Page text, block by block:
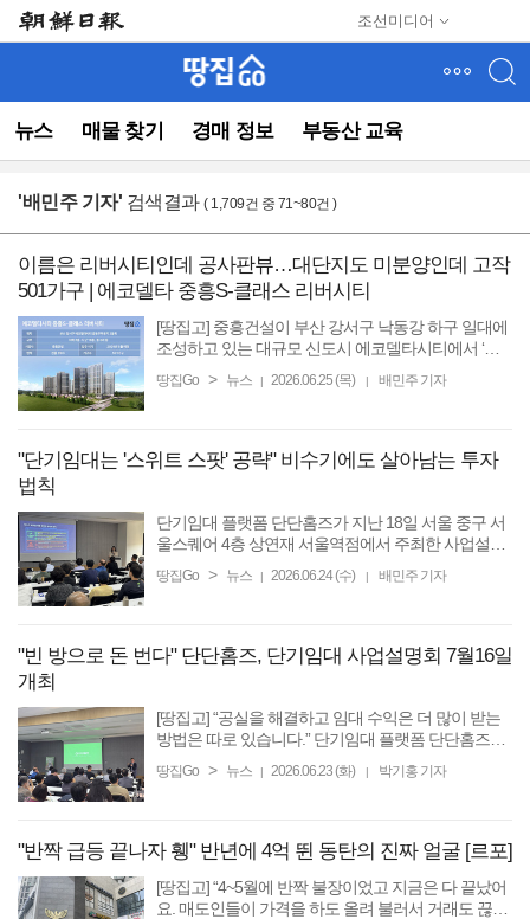
조선미디어
뉴스 매물 찾기 경매 정보 부동산 교육
뉴
(컨
영
동)
'배민주 기자' 검색결과 ( 1,709건 중 71~80건 )
이름은 리버시티인데 공사판뷰…대단지도 미분양인데 고작
501가구 | 에코델타 중흥S-클래스 리버시티
[땅집고] 중흥건설이 부산 강서구 낙동강 하구 일대에
조성하고 있는 대규모 신도시 에코델타시티에서 ‘에
코델타시티는 가덕도신공항, 명지국제신도시, 부산신
땅집Go > 뉴스 2026.06.25 (목) 배민주 기자
"단기임대는 '스위트 스팟' 공략" 비수기에도 살아남는 투자
법칙
단기임대 플랫폼 단단홈즈가 지난 18일 서울 중구 서
울스퀘어 4층 상연재 서울역점에서 주최한 사업설명
영 경험을 바탕으로 이렇게 조언했다
땅집Go > 뉴스 2026.06.24 (수) 배민주 기자
"빈 방으로 돈 번다" 단단홈즈, 단기임대 사업설명회 7월16일
개최
[땅집고] “공실을 해결하고 임대 수익은 더 많이 받는
방법은 따로 있습니다.” 단기임대 플랫폼 단단홈즈가
비 임대사업자와 숙소 운영자(호스트) 대상으로 두번
땅집Go > 뉴스 2026.06.23 (화) 박기홍 기자
"반짝 급등 끝나자 휑" 반년에 4억 뛴 동탄의 진짜 얼굴 [르포]
[땅집고] “4~5월에 반짝 불장이었고 지금은 다 끝났어
요. 매도인들이 가격을 하도 올려 불러서 거래도 끊겼